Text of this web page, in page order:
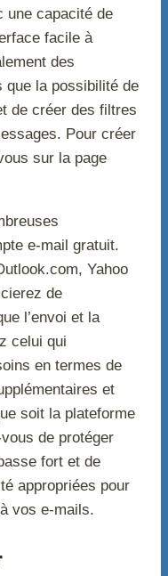
une capacité de
facile à
des
que la possibilité de
de créer des filtres
Pour créer
sur la page
e-mail gratuit.
Yahoo
de
l’envoi et la
celui qui
en termes de
et
soit la plateforme
de protéger
fort et de
appropriées pour
vos e-mails.